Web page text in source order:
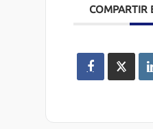
COMPARTIR